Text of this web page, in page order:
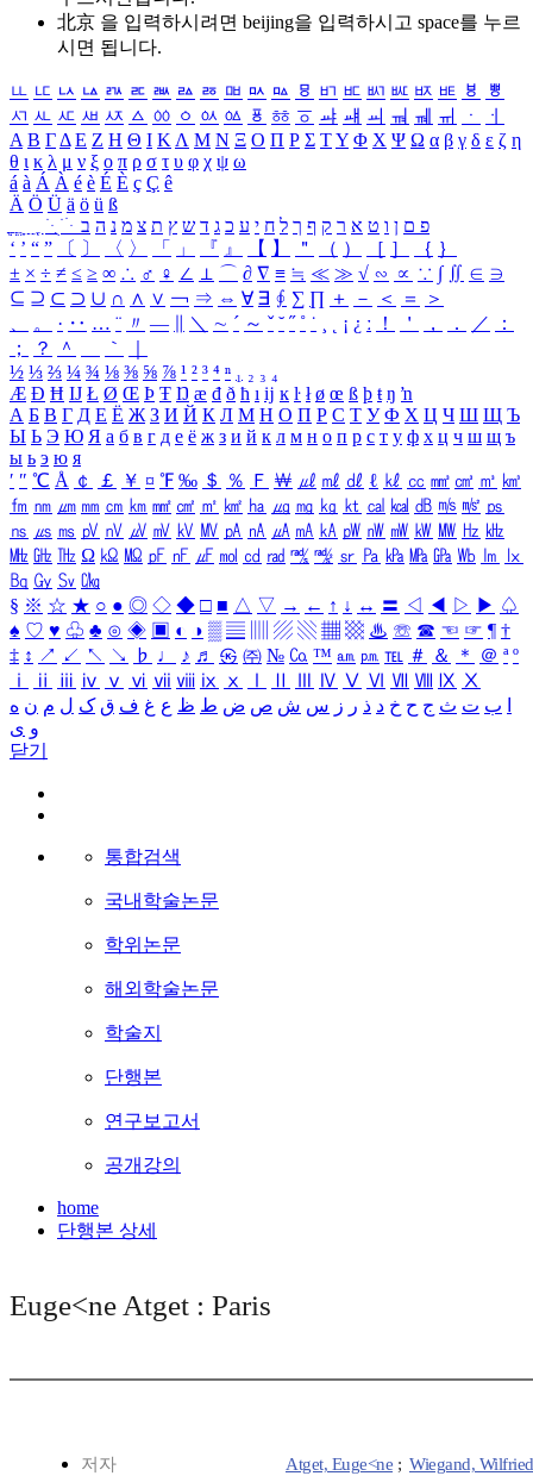
北京 을 입력하시려면 beijing을 입력하시고 space를 누르
시면 됩니다.
ㅥ ㅦ ㅧ ㅨ ㅩ ㅪ ㅫ ㅬ ㅭ ㅮ ㅯ ㅰ ㅱ ㅲ ㅳ ㅴ ㅵ ㅶ ㅷ ㅸ
ㅹ
ㅺ ㅻ ㅼ ㅽ ㅾ ㅿ ㆀ ㆁ ㆂ ㆃ ㆄ ㆅ ㆆ ㆇ ㆈ ㆉ ㆊ ㆋ ㆌ ㆍ
ㆎ
Α Β ΓΔ Ε Ζ Η Θ Ι ΚΛ Μ Ν Ξ Ο Π Ρ Σ ΤΥ Φ Χ Ψ Ω α β γ δ ε ζ η
θ ι κ λ μ ν ξ ο π ρ σ τ υ φ χ ψ ω
á à Á À é è É È ç Ç ê
Ä Ö Ü ä ö ü ß
ִֶֹ ֻּ ׁׂ פ ם ן ו ט א ר ק ף ך ל ח י ע כ ג ד ש ץ ת צ מ נ ה ב
‘ ’ “ ” 〔 〕 〈 〉 「 」 『 』 【 】 ＂ （ ） ［ ］ ｛ ｝
± × ÷ ≠ ≤ ≥ ∞ ∴ ♂ ♀ ∠ ⊥ ⌒ ∂ ∇ ≡ ≒ ≪ ≫ √ ∽ ∝ ∵ ∫ ∬ ∈ ∋
⊆ ⊇ ⊂ ⊃ ∪ ∩ ∧ ∨ ￢ ⇒ ⇔ ∀ ∃ ∮ ∑ ∏ ＋ － ＜ ＝
＞
、
。 · ‥ … ¨ 〃 ― ＼ ∼ ´ ～ ˇ ˘ ˝ ˚ ˙ ¸ ¡ ¿ ː ！ ＇ ， ． ／
：
；
？ ＾ ｀
½ ⅓ ⅔ ¼ ¾ ⅛ ⅜ ⅝ ⅞ ¹ ² ³ ⁴ ⁿ ₁ ₂ ₃ ₄
Æ Ð Ħ Ĳ Ł Ø Œ Þ Ŧ Ŋ æ đ ð ħ ı ĳ ĸ ŀ ł ø œ ß þ ŧ ŋ ŉ
А Б В Г Д Е Ё Ж З И Й К Л М Н О П Р С Т У Ф Х Ц Ч Ш Щ Ъ
Ы Ь Э Ю Я а б в г д е ё ж з и й к л м н о п р с т у ф х ц ч ш щ ъ
ы ь э ю я
′ ″ ℃ Å ￠ ￡ ￥ ¤ ℉ ‰ ＄ ％ Ｆ ￦ ㎕ ㎖ ㎗ ℓ ㎘ ㏄ ㎣ ㎤ ㎥ ㎦
㎙ ㎚ ㎛ ㎜ ㎝ ㎞ ㎟ ㎠ ㎡ ㎢ ㏊ ㎍ ㎎ ㎏ ㏏ ㎈ ㎉ ㏈ ㎧ ㎨ ㎰
㎱ ㎲ ㎳ ㎴ ㎵ ㎶ ㎷ ㎸ ㎹ ㎀ ㎁ ㎂ ㎃ ㎄ ㎺ ㎻ ㎽ ㎾ ㎿ ㎐ ㎑
㎒ ㎓ ㎔ Ω ㏀ ㏁ ㎊ ㎋ ㎌ ㏖ ㏅ ㎭ ㎮ ㎯ ㏛ ㎩ ㎪ ㎫ ㎬ ㏝ ㏐
㏓
㏃ ㏉ ㏜ ㏆
§ ※ ☆ ★ ○ ● ◎ ◇ ◆ □ ■ △ ▽ → ← ↑ ↓ ↔ 〓 ◁ ◀ ▷ ▶ ♤
♠ ♡ ♥ ♧ ♣ ⊙ ◈ ▣ ◐ ◑ ▒ ▤ ▨ ▧ ▦ ▩ ♨ ☏ ☎ ☜ ☞ ¶ †
‡ ↕ ↗ ↙ ↖ ↘ ♭ ♩ ♪ ♬ ㉿ ㈜ № ㏇ ™ ㏂ ㏘ ℡ ＃ ＆ ＊ ＠ ª º
ⅰ
ⅱ ⅲ ⅳ ⅴ ⅵ ⅶ ⅷ ⅸ ⅹ Ⅳ Ⅴ Ⅵ Ⅶ Ⅷ Ⅸ Ⅹ
ب ت ث ج ح خ د ذ ر ز س ش ص ض ط ظ ع غ ف ق ک ل م ن ه
و ی
닫기
통합검색
국내학술논문
학위논문
해외학술논문
학술지
단행본
연구보고서
공개강의
home
단행본 상세
Euge<ne Atget : Paris
저자 Atget, Euge<ne ; Wiegand, Wilfried